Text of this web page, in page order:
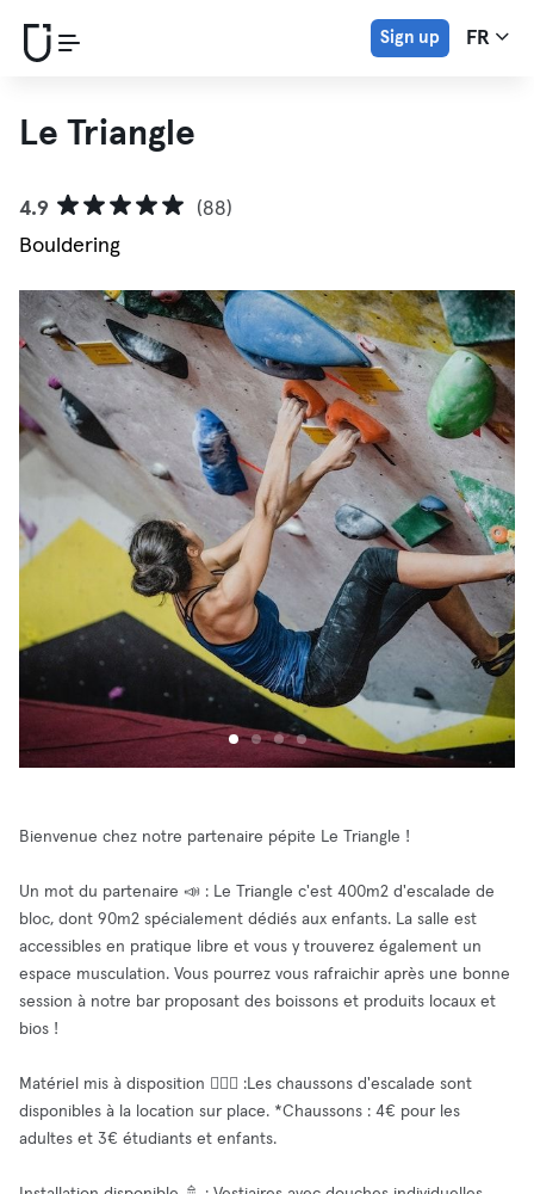
Sign up FR
Le Triangle
4.9
(88)
Bouldering
Bienvenue chez notre partenaire pépite Le Triangle !
Un mot du partenaire 📣 : Le Triangle c'est 400m2 d'escalade de
bloc, dont 90m2 spécialement dédiés aux enfants. La salle est
accessibles en pratique libre et vous y trouverez également un
espace musculation. Vous pourrez vous rafraichir après une bonne
session à notre bar proposant des boissons et produits locaux et
bios !
Matériel mis à disposition 🧗🏻‍♂️ :Les chaussons d'escalade sont
disponibles à la location sur place. *Chaussons : 4€ pour les
adultes et 3€ étudiants et enfants.